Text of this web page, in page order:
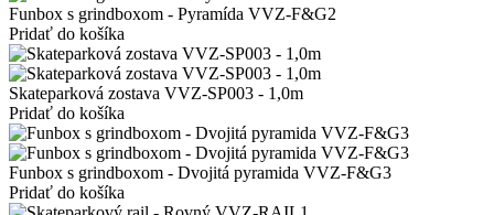
Funbox s grindboxom - Pyramída VVZ-F&G2
Pridať do košíka
Skateparková zostava VVZ-SP003 - 1,0m
Pridať do košíka
Funbox s grindboxom - Dvojitá pyramida VVZ-F&G3
Pridať do košíka